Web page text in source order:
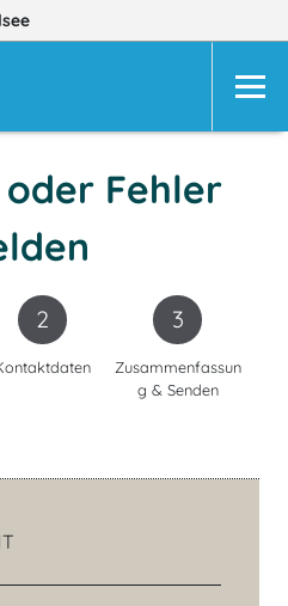
Fehler
2 3
Zusammenfassun
g & Senden